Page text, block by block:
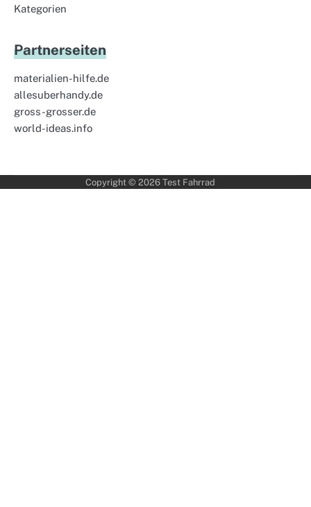
Kategorien
Partnerseiten
materialien-hilfe.de
allesuberhandy.de
gross-grosser.de
world-ideas.info
Copyright © 2026 Test Fahrrad